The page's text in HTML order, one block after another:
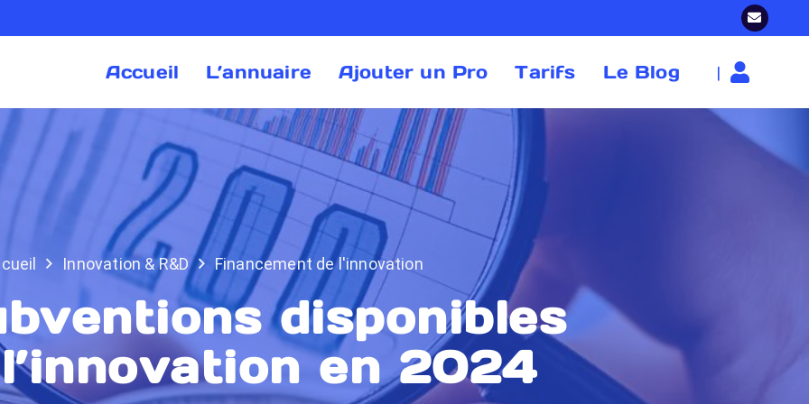
Accueil L’annuaire Ajouter un Pro Tarifs Le Blog |
Innovation & R&D Financement de l'innovation
disponibles
en 2024